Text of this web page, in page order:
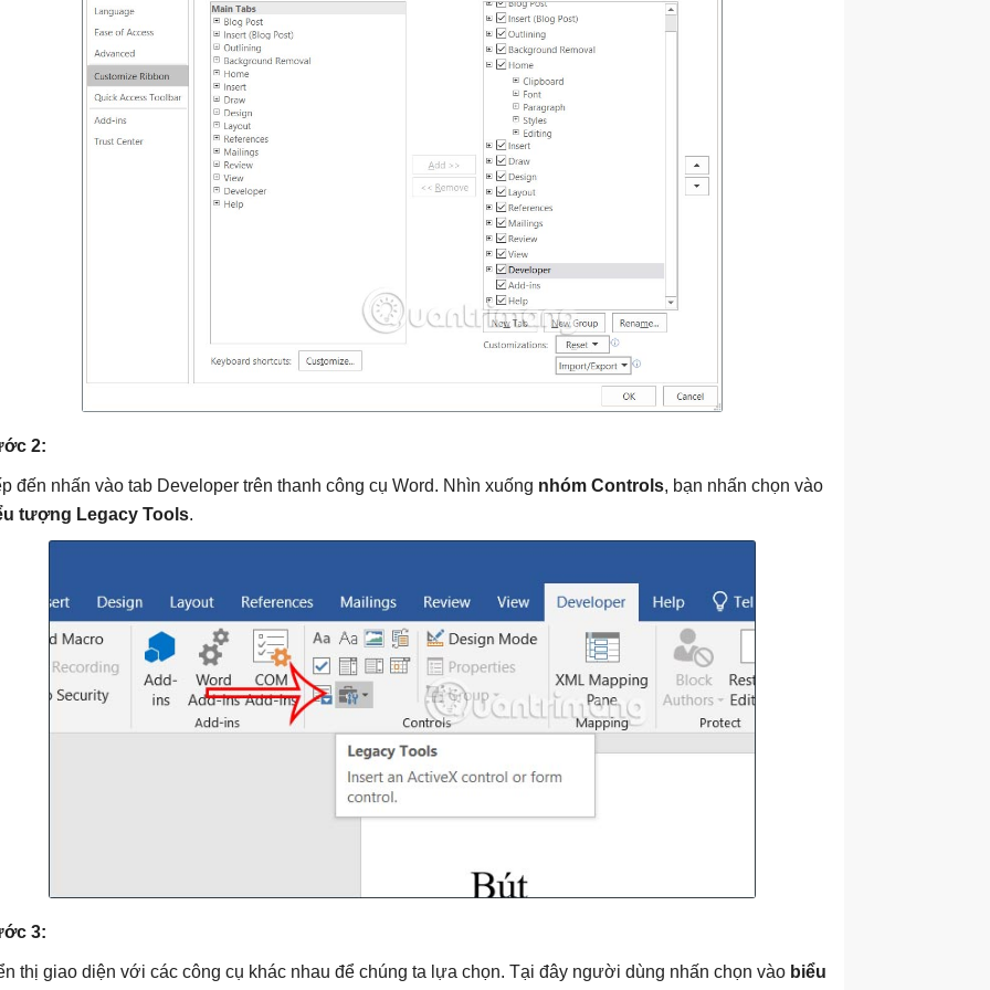
2:
đến nhấn vào tab Developer trên thanh công cụ Word. Nhìn xuống nhóm Controls, bạn nhấn chọn vào
tượng Legacy Tools.
3:
thị giao diện với các công cụ khác nhau để chúng ta lựa chọn. Tại đây người dùng nhấn chọn vào biểu